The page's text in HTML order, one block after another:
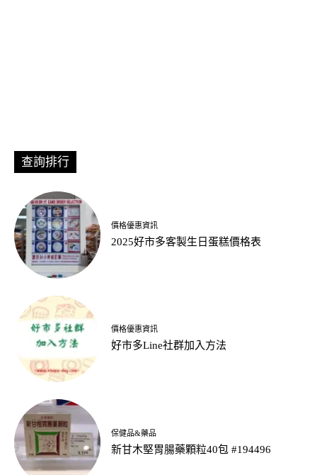
查詢排行
價格優惠資訊
2025好市多客製生日蛋糕價格表
價格優惠資訊
好市多Line社群加入方法
保健品&藥品
新甘木堅胃腸藥顆粒40包 #194496